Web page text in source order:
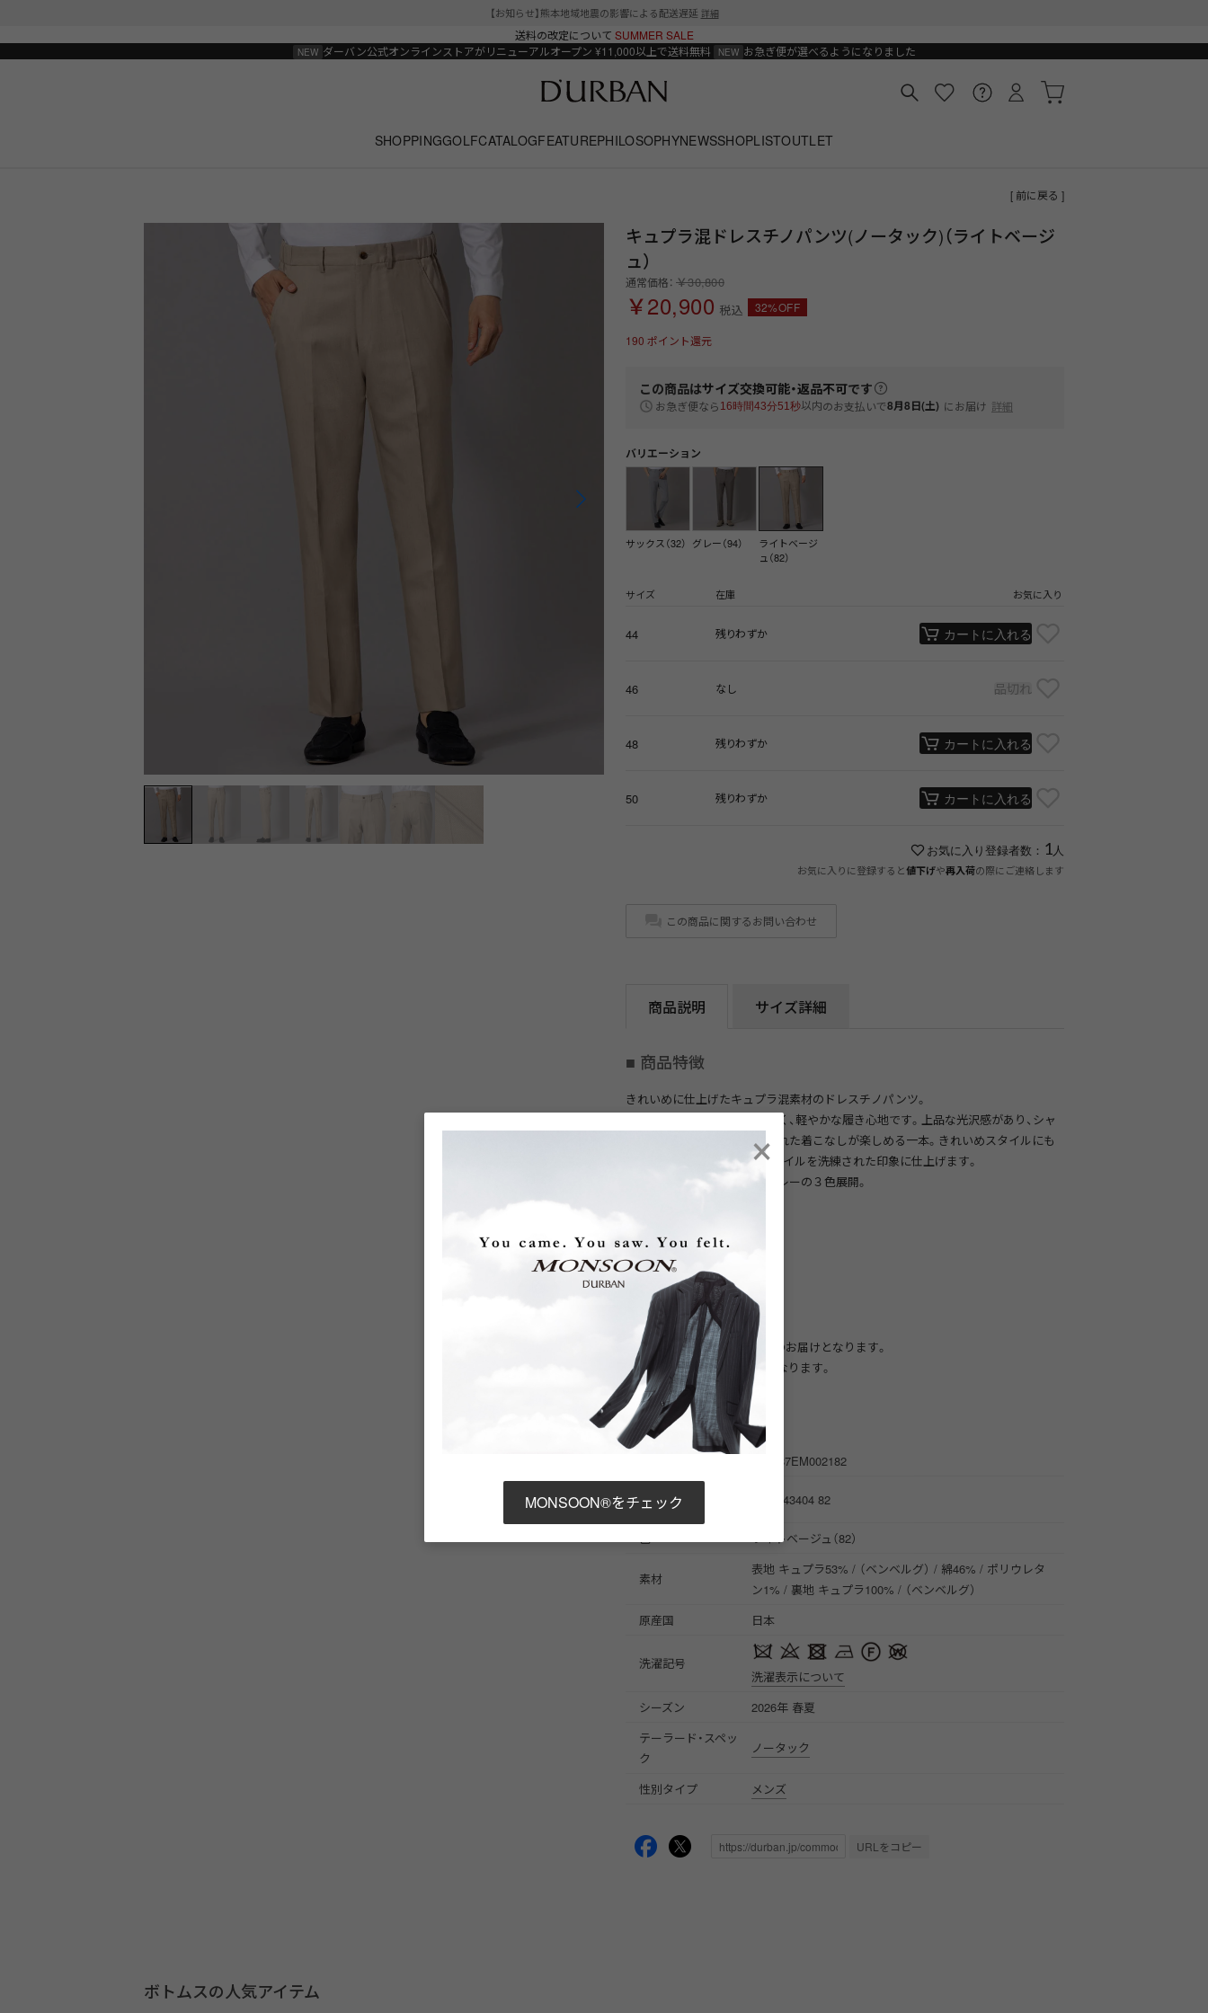
【お知らせ】熊本地域地震の影響による配送遅延 詳細
送料の改定について SUMMER SALE
ダーバン公式オンラインストアがリニューアルオープン ¥11,000以上で送料無料 お急ぎ便が選べるようになりました
SHOPPINGGOLFCATALOGFEATUREPHILOSOPHYNEWSSHOPLISTOUTLET
[ 前に戻る ]
キュプラ混ドレスチノパンツ(ノータック)（ライトベージ
ュ）
通常価格： ￥30,800
￥20,900 税込 32%OFF
190 ポイント還元
この商品はサイズ交換可能・返品不可です
お急ぎ便なら 16時間43分51秒以内のお支払いで8月8日(土) にお届け 詳細
バリエーション
サックス（32） グレー（94）
ライトベージ
ュ（82）
サイズ 在庫 お気に入り
44 残りわずか カートに入れる
46 なし 品切れ
48 残りわずか カートに入れる
50 残りわずか カートに入れる
お気に入り登録者数： 1 人
お気に入りに登録すると 値下げや再入荷の際にご連絡します
この商品に関するお問い合わせ
商品説明 サイズ詳細
■ 商品特徴
きれいめに仕上げたキュプラ混素材のドレスチノパンツ。
さらりとした肌触りが心地よく、軽やかな履き心地です。上品な光沢感があり、シャ
ツやニットと合わせて洗練された着こなしが楽しめる一本。きれいめスタイルにも
馴染みやすく、ジャケットスタイルを洗練された印象に仕上げます。
サックス、ライトベージュ、グレーの３色展開。
タック：ノータック
ビジネスシーンにおすすめ
※パンツは裾上げ前の状態でのお届けとなります。
※ ご着用には裾上げが必要となります。
商品詳細
D05887EM002182
※店舗お問い合わせ用
1106243404 82
色 ライトベージュ（82）
素材
表地 キュプラ53% / （ベンベルグ） / 綿46% / ポリウレタ
ン1% / 裏地 キュプラ100% / （ベンベルグ）
原産国
日本
洗濯記号
洗濯表示について
シーズン
2026年 春夏
テーラード・スペッ
ク
ノータック
性別タイプ メンズ
URLをコピー
ボトムスの人気アイテム
×
MONSOON®をチェック